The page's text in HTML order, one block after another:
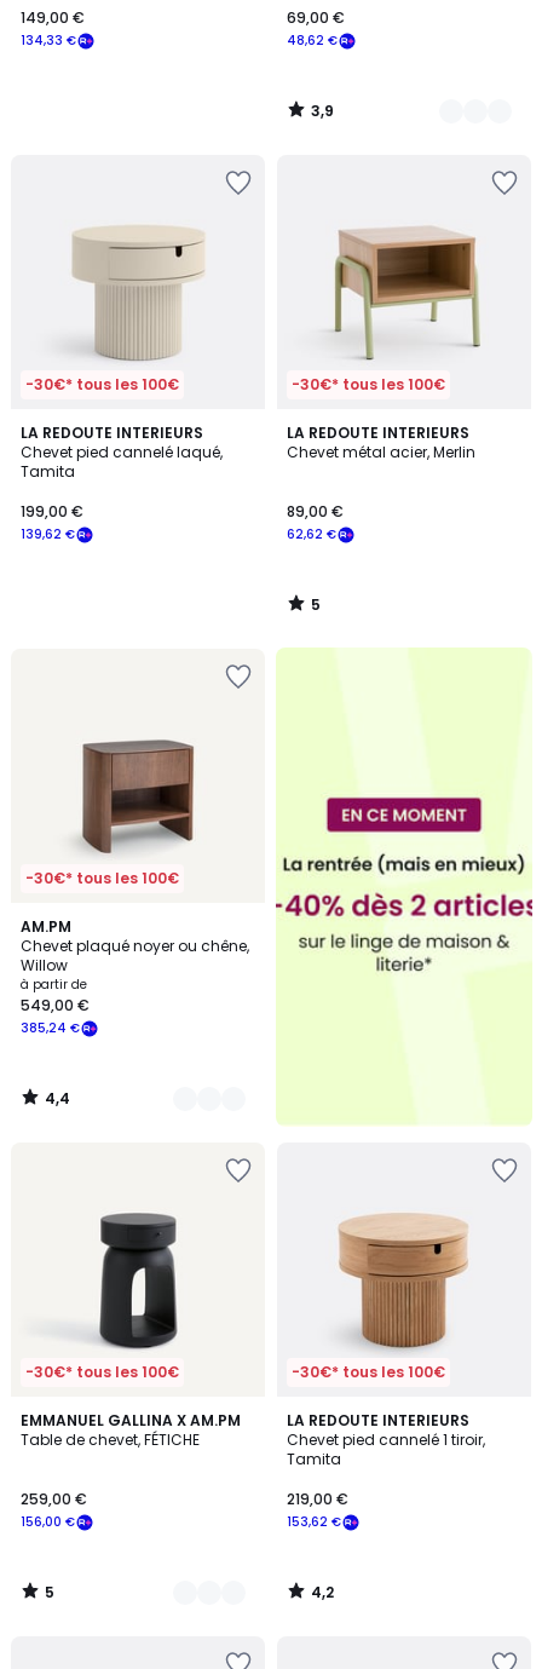
€
souscrivez
134,33 €
149,00 €
48,62 €
69,00 €
3,9
/
-30€* tous les 100€
LA REDOUTE INTERIEURS
Chevet pied cannelé laqué,
Tamita
139,62 €
199,00 €
-30€* tous les 100€
LA REDOUTE INTERIEURS
Chevet métal acier, Merlin
62,62 €
89,00 €
5
/
5
/
-30€* tous les 100€
AM.PM
Chevet plaqué noyer ou chêne,
Willow
à partir de
385,24 €
549,00 €
4,4
/ 5
2
Couleurs
4,4
/
-30€* tous les 100€
EMMANUEL GALLINA X AM.PM
Table de chevet, FÉTICHE
156,00 €
259,00 €
5
/
4
Couleurs
5
/
-30€* tous les 100€
LA REDOUTE INTERIEURS
Chevet pied cannelé 1 tiroir,
Tamita
153,62 €
219,00 €
4,2
/ 5
4,2
/